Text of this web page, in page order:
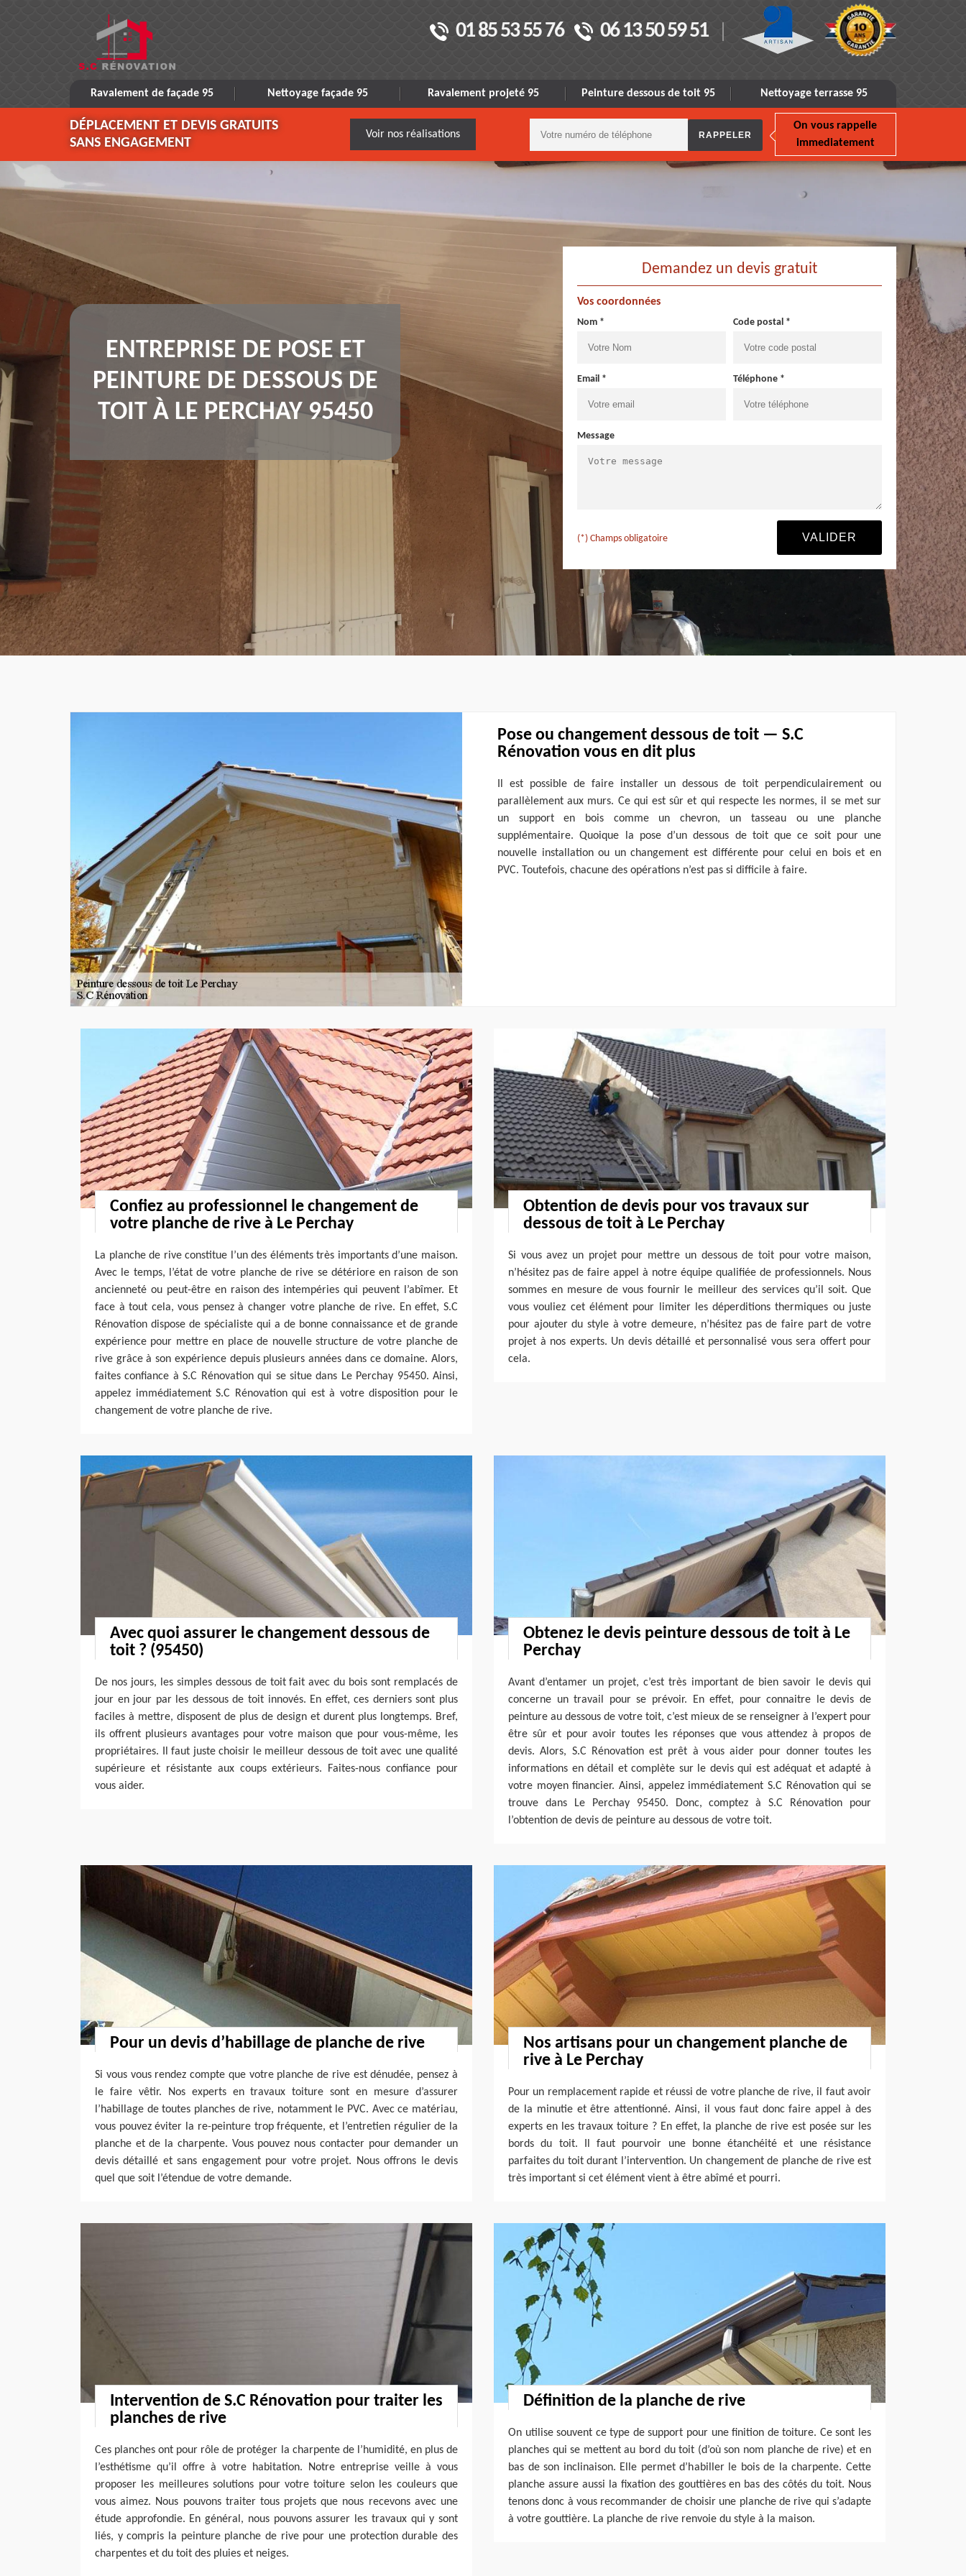
01 85 53 55 76 06 13 50 59 51
Ravalement de façade 95 Nettoyage façade 95 Ravalement projeté 95 Peinture dessous de toit 95 Nettoyage terrasse 95
DÉPLACEMENT ET DEVIS GRATUITS
SANS ENGAGEMENT
Voir nos réalisations
On vous rappelle
immediatement
ENTREPRISE DE POSE ET
PEINTURE DE DESSOUS DE
TOIT À LE PERCHAY 95450
Demandez un devis gratuit
Vos coordonnées
Nom * Code postal *
Email * Téléphone *
Message
(*) Champs obligatoire
Pose ou changement dessous de toit — S.C
Rénovation vous en dit plus
Il est possible de faire installer un dessous de toit perpendiculairement ou
parallèlement aux murs. Ce qui est sûr et qui respecte les normes, il se met sur
un support en bois comme un chevron, un tasseau ou une planche
supplémentaire. Quoique la pose d’un dessous de toit que ce soit pour une
nouvelle installation ou un changement est différente pour celui en bois et en
PVC. Toutefois, chacune des opérations n’est pas si difficile à faire.
Confiez au professionnel le changement de
votre planche de rive à Le Perchay
La planche de rive constitue l’un des éléments très importants d’une maison.
Avec le temps, l’état de votre planche de rive se détériore en raison de son
ancienneté ou peut-être en raison des intempéries qui peuvent l’abîmer. Et
face à tout cela, vous pensez à changer votre planche de rive. En effet, S.C
Rénovation dispose de spécialiste qui a de bonne connaissance et de grande
expérience pour mettre en place de nouvelle structure de votre planche de
rive grâce à son expérience depuis plusieurs années dans ce domaine. Alors,
faites confiance à S.C Rénovation qui se situe dans Le Perchay 95450. Ainsi,
appelez immédiatement S.C Rénovation qui est à votre disposition pour le
changement de votre planche de rive.
Obtention de devis pour vos travaux sur
dessous de toit à Le Perchay
Si vous avez un projet pour mettre un dessous de toit pour votre maison,
n’hésitez pas de faire appel à notre équipe qualifiée de professionnels. Nous
sommes en mesure de vous fournir le meilleur des services qu’il soit. Que
vous vouliez cet élément pour limiter les déperditions thermiques ou juste
pour ajouter du style à votre demeure, n’hésitez pas de faire part de votre
projet à nos experts. Un devis détaillé et personnalisé vous sera offert pour
cela.
Avec quoi assurer le changement dessous de
toit ? (95450)
De nos jours, les simples dessous de toit fait avec du bois sont remplacés de
jour en jour par les dessous de toit innovés. En effet, ces derniers sont plus
faciles à mettre, disposent de plus de design et durent plus longtemps. Bref,
ils offrent plusieurs avantages pour votre maison que pour vous-même, les
propriétaires. Il faut juste choisir le meilleur dessous de toit avec une qualité
supérieure et résistante aux coups extérieurs. Faites-nous confiance pour
vous aider.
Obtenez le devis peinture dessous de toit à Le
Perchay
Avant d’entamer un projet, c’est très important de bien savoir le devis qui
concerne un travail pour se prévoir. En effet, pour connaitre le devis de
peinture au dessous de votre toit, c’est mieux de se renseigner à l’expert pour
être sûr et pour avoir toutes les réponses que vous attendez à propos de
devis. Alors, S.C Rénovation est prêt à vous aider pour donner toutes les
informations en détail et complète sur le devis qui est adéquat et adapté à
votre moyen financier. Ainsi, appelez immédiatement S.C Rénovation qui se
trouve dans Le Perchay 95450. Donc, comptez à S.C Rénovation pour
l’obtention de devis de peinture au dessous de votre toit.
Pour un devis d’habillage de planche de rive
Si vous vous rendez compte que votre planche de rive est dénudée, pensez à
le faire vêtir. Nos experts en travaux toiture sont en mesure d’assurer
l’habillage de toutes planches de rive, notamment le PVC. Avec ce matériau,
vous pouvez éviter la re-peinture trop fréquente, et l’entretien régulier de la
planche et de la charpente. Vous pouvez nous contacter pour demander un
devis détaillé et sans engagement pour votre projet. Nous offrons le devis
quel que soit l’étendue de votre demande.
Nos artisans pour un changement planche de
rive à Le Perchay
Pour un remplacement rapide et réussi de votre planche de rive, il faut avoir
de la minutie et être attentionné. Ainsi, il vous faut donc faire appel à des
experts en les travaux toiture ? En effet, la planche de rive est posée sur les
bords du toit. Il faut pourvoir une bonne étanchéité et une résistance
parfaites du toit durant l’intervention. Un changement de planche de rive est
très important si cet élément vient à être abîmé et pourri.
Intervention de S.C Rénovation pour traiter les
planches de rive
Ces planches ont pour rôle de protéger la charpente de l’humidité, en plus de
l’esthétisme qu’il offre à votre habitation. Notre entreprise veille à vous
proposer les meilleures solutions pour votre toiture selon les couleurs que
vous aimez. Nous pouvons traiter tous projets que nous recevons avec une
étude approfondie. En général, nous pouvons assurer les travaux qui y sont
liés, y compris la peinture planche de rive pour une protection durable des
charpentes et du toit des pluies et neiges.
Définition de la planche de rive
On utilise souvent ce type de support pour une finition de toiture. Ce sont les
planches qui se mettent au bord du toit (d’où son nom planche de rive) et en
bas de son inclinaison. Elle permet d’habiller le bois de la charpente. Cette
planche assure aussi la fixation des gouttières en bas des côtés du toit. Nous
tenons donc à vous recommander de choisir une planche de rive qui s’adapte
à votre gouttière. La planche de rive renvoie du style à la maison.